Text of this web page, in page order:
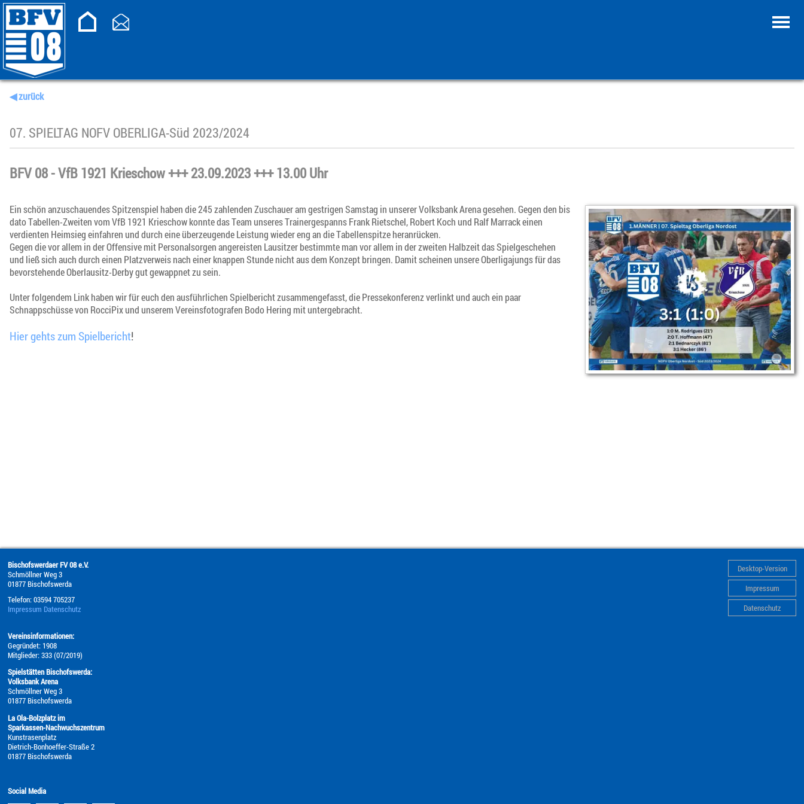
◀ zurück
07. SPIELTAG NOFV OBERLIGA-Süd 2023/2024
BFV 08 - VfB 1921 Krieschow +++ 23.09.2023 +++ 13.00 Uhr
Ein schön anzuschauendes Spitzenspiel haben die 245 zahlenden Zuschauer am gestrigen Samstag in unserer Volksbank Arena gesehen. Gegen den bis
dato Tabellen-Zweiten vom VfB 1921 Krieschow konnte das Team unseres Trainergespanns Frank Rietschel, Robert Koch und Ralf Marrack einen
verdienten Heimsieg einfahren und durch eine überzeugende Leistung wieder eng an die Tabellenspitze heranrücken.
Gegen die vor allem in der Offensive mit Personalsorgen angereisten Lausitzer bestimmte man vor allem in der zweiten Halbzeit das Spielgeschehen
und ließ sich auch durch einen Platzverweis nach einer knappen Stunde nicht aus dem Konzept bringen. Damit scheinen unsere Oberligajungs für das
bevorstehende Oberlausitz-Derby gut gewappnet zu sein.
Unter folgendem Link haben wir für euch den ausführlichen Spielbericht zusammengefasst, die Pressekonferenz verlinkt und auch ein paar
Schnappschüsse von RocciPix und unserem Vereinsfotografen Bodo Hering mit untergebracht.
Hier gehts zum Spielbericht!
Desktop-Version
Impressum
Datenschutz
Bischofswerdaer FV 08 e.V.
Schmöllner Weg 3
01877 Bischofswerda
Telefon:03594 705237
Impressum Datenschutz
Vereinsinformationen:
Gegründet: 1908
Mitglieder: 333 (07/2019)
Spielstätten Bischofswerda:
Volksbank Arena
Schmöllner Weg 3
01877 Bischofswerda
La Ola-Bolzplatz im
Sparkassen-Nachwuchszentrum
Kunstrasenplatz
Dietrich-Bonhoeffer-Straße 2
01877 Bischofswerda
Social Media